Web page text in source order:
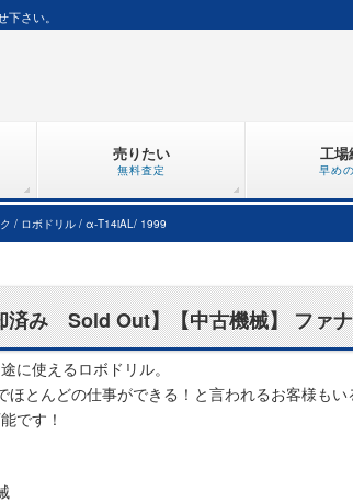
さい。
売りたい
無料査定
工場
早め
/ ロボドリル / α-T14iAL/ 1999
済み Sold Out】【中古機械】 ファ
に使えるロボドリル。
ほとんどの仕事ができる！と言われるお客様もい
です！